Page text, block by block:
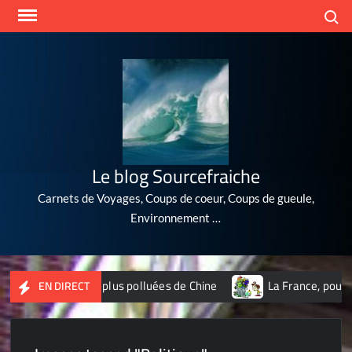
Skip
Le blog Sourcefraiche
Carnets de Voyages, Coups de coeur, Coups de gueule,
Environnement …
EN DIRECT
10 villes les plus polluées de Chine La France,